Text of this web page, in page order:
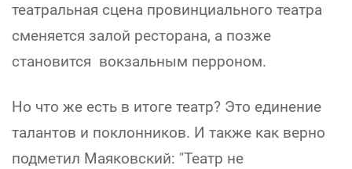
театральная сцена провинциального театра
сменяется залой ресторана, а позже
становится вокзальным перроном.
Но что же есть в итоге театр? Это единение
талантов и поклонников. И также как верно
подметил Маяковский: "Театр не